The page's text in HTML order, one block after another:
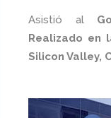
Asistió al
Realizado en
Silicon Valley,